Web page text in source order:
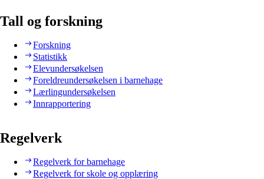
Tall og forskning
Forskning
Statistikk
Elevundersøkelsen
Foreldreundersøkelsen i barnehage
Lærlingundersøkelsen
Innrapportering
Regelverk
Regelverk for barnehage
Regelverk for skole og opplæring